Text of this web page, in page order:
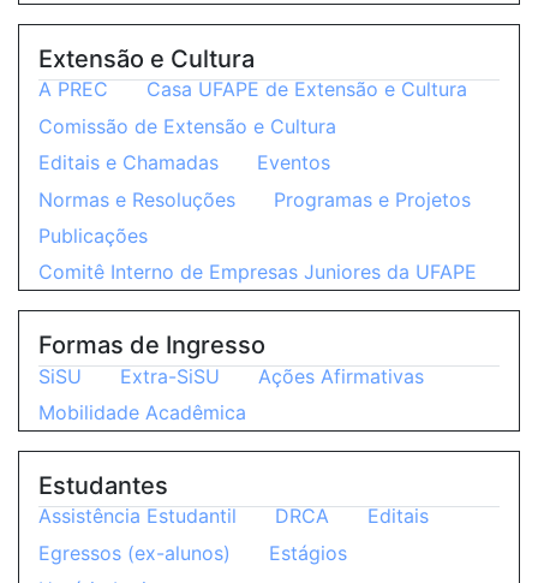
Extensão e Cultura
A PREC
Casa UFAPE de Extensão e Cultura
Comissão de Extensão e Cultura
Editais e Chamadas
Eventos
Normas e Resoluções
Programas e Projetos
Publicações
Comitê Interno de Empresas Juniores da UFAPE
Formas de Ingresso
SiSU Extra-SiSU
Ações Afirmativas
Mobilidade Acadêmica
Estudantes
Assistência Estudantil DRCA
Editais
Egressos (ex-alunos)
Estágios